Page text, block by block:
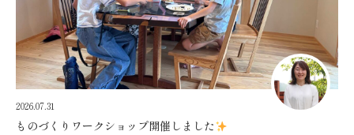
2026.07.31
ものづくりワークショップ開催しました